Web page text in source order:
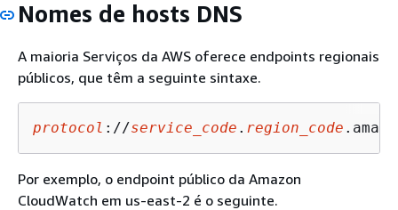
Nomes de hosts DNS
A maioria Serviços da AWS oferece endpoints regionais
públicos, que têm a seguinte sintaxe.
protocol ://service_code . region_code
Por exemplo, o endpoint público da Amazon
CloudWatch em us-east-2 é o seguinte.